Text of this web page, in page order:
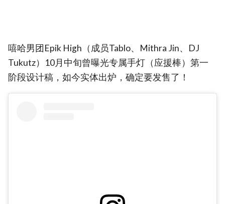
嘻哈男团Epik High（成员Tablo、Mithra Jin、DJ
Tukutz）10月中旬曾曝光专属手灯（应援棒）第一
阶段设计稿，如今实体出炉，确定要发售了！